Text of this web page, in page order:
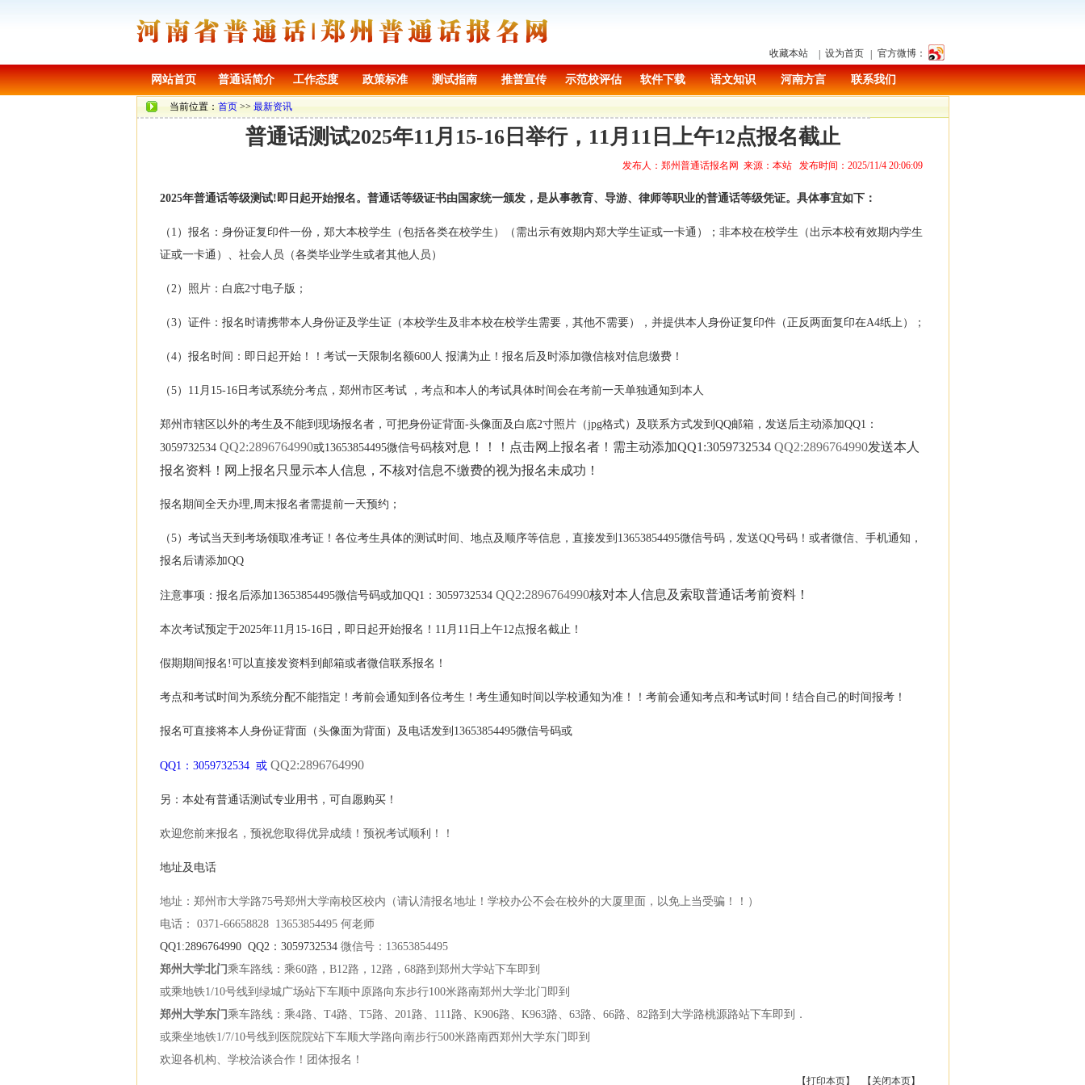
收藏本站 设为首页 官方微博：
网站首页 普通话简介 工作态度 政策标准 测试指南 推普宣传 示范校评估 软件下载 语文知识 河南方言 联系我们
当前位置： 首页>> 最新资讯
普通话测试2025年11月15-16日举行，11月11日上午12点报名截止
发布人：郑州普通话报名网 来源：本站 发布时间：2025/11/4 20:06:09
2025年普通话等级测试!即日起开始报名。普通话等级证书由国家统一颁发，是从事教育、导游、律师等职业的普通话等级凭证。具体事宜如下：
（1）报名：身份证复印件一份，郑大本校学生（包括各类在校学生）（需出示有效期内郑大学生证或一卡通）；非本校在校学生（出示本校有效期内学生
证或一卡通）、社会人员（各类毕业学生或者其他人员）
（2）照片：白底2寸电子版；
（3）证件：报名时请携带本人身份证及学生证（本校学生及非本校在校学生需要，其他不需要），并提供本人身份证复印件（正反两面复印在A4纸上）；
（4）报名时间：即日起开始！！考试一天限制名额600人 报满为止！报名后及时添加微信核对信息缴费！
（5）11月15-16日考试系统分考点，郑州市区考试 ，考点和本人的考试具体时间会在考前一天单独通知到本人
郑州市辖区以外的考生及不能到现场报名者，可把身份证背面-头像面及白底2寸照片（jpg格式）及联系方式发到QQ邮箱，发送后主动添加QQ1：
3059732534 QQ2:2896764990或13653854495微信号码核对息！！！点击网上报名者！需主动添加QQ1:3059732534 QQ2:2896764990发送本人
报名资料！网上报名只显示本人信息，不核对信息不缴费的视为报名未成功！
报名期间全天办理,周末报名者需提前一天预约；
（5）考试当天到考场领取准考证！各位考生具体的测试时间、地点及顺序等信息，直接发到13653854495微信号码，发送QQ号码！或者微信、手机通知，
报名后请添加QQ
注意事项：报名后添加13653854495微信号码或加QQ1：3059732534 QQ2:2896764990核对本人信息及索取普通话考前资料！
本次考试预定于2025年11月15-16日，即日起开始报名！11月11日上午12点报名截止！
假期期间报名!可以直接发资料到邮箱或者微信联系报名！
考点和考试时间为系统分配不能指定！考前会通知到各位考生！考生通知时间以学校通知为准！！考前会通知考点和考试时间！结合自己的时间报考！
报名可直接将本人身份证背面（头像面为背面）及电话发到13653854495微信号码或
QQ1：3059732534 或 QQ2:2896764990
另：本处有普通话测试专业用书，可自愿购买！
欢迎您前来报名，预祝您取得优异成绩！预祝考试顺利！！
地址及电话
地址：郑州市大学路75号郑州大学南校区校内（请认清报名地址！学校办公不会在校外的大厦里面，以免上当受骗！！）
电话： 0371-66658828 13653854495 何老师
QQ1:2896764990 QQ2：3059732534 微信号：13653854495
郑州大学北门乘车路线：乘60路，B12路，12路，68路到郑州大学站下车即到
或乘地铁1/10号线到绿城广场站下车顺中原路向东步行100米路南郑州大学北门即到
郑州大学东门乘车路线：乘4路、T4路、T5路、201路、111路、K906路、K963路、63路、66路、82路到大学路桃源路站下车即到．
或乘坐地铁1/7/10号线到医院院站下车顺大学路向南步行500米路南西郑州大学东门即到
欢迎各机构、学校洽谈合作！团体报名！
【打印本页】 【 关闭本页】